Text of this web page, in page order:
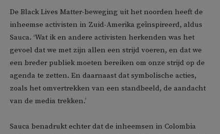
De Black Lives Matter-beweging uit het noorden heeft de
inheemse activisten in Zuid-Amerika geïnspireerd, aldus
Sauca. ‘Wat ik en andere activisten herkenden was het
gevoel dat we met zijn allen een strijd voeren, en dat we
een breder publiek moeten bereiken om onze strijd op de
agenda te zetten. En daarnaast dat symbolische acties,
zoals het omvertrekken van een standbeeld, de aandacht
van de media trekken.’
Sauca benadrukt echter dat de inheemsen in Colombia